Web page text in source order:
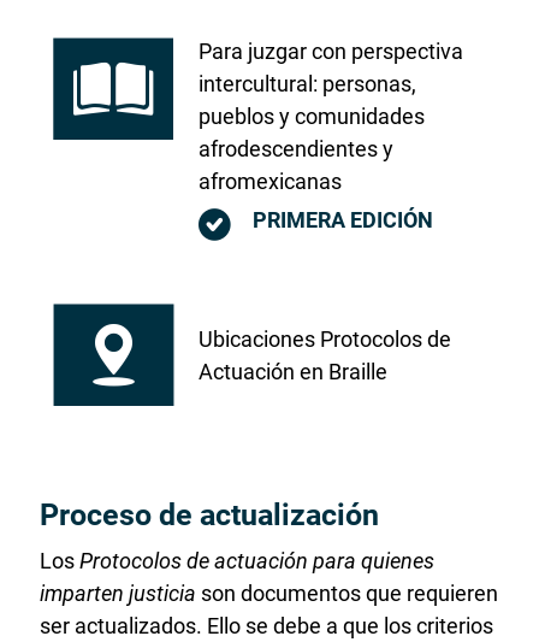
Para juzgar con perspectiva
intercultural: personas,
pueblos y comunidades
afrodescendientes y
afromexicanas
PRIMERA EDICIÓN
Ubicaciones Protocolos de
Actuación en Braille
Proceso de actualización
LosProtocolos de actuación para quienes
imparten justicia son documentos que requieren
ser actualizados. Ello se debe a que los criterios